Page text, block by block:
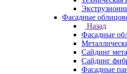
Фасадные
Назад
Фасадные
Сайдинг
Сайдинг
Фасадные